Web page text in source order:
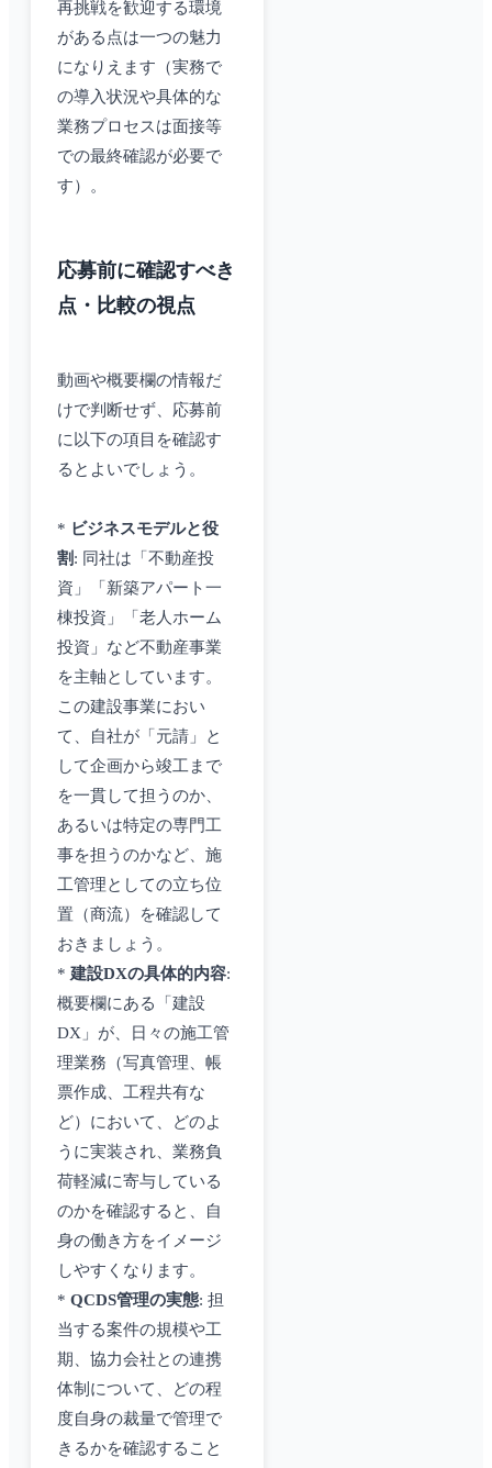
再挑戦を歓迎する環境
がある点は一つの魅力
になりえます（実務で
の導入状況や具体的な
業務プロセスは面接等
での最終確認が必要で
す）。
応募前に確認すべき
点・比較の視点
動画や概要欄の情報だ
けで判断せず、応募前
に以下の項目を確認す
るとよいでしょう。
* ビジネスモデルと役
割: 同社は「不動産投
資」「新築アパート一
棟投資」「老人ホーム
投資」など不動産事業
を主軸としています。
この建設事業におい
て、自社が「元請」と
して企画から竣工まで
を一貫して担うのか、
あるいは特定の専門工
事を担うのかなど、施
工管理としての立ち位
置（商流）を確認して
おきましょう。
* 建設DXの具体的内容:
概要欄にある「建設
DX」が、日々の施工管
理業務（写真管理、帳
票作成、工程共有な
ど）において、どのよ
うに実装され、業務負
荷軽減に寄与している
のかを確認すると、自
身の働き方をイメージ
しやすくなります。
* QCDS管理の実態: 担
当する案件の規模や工
期、協力会社との連携
体制について、どの程
度自身の裁量で管理で
きるかを確認すること